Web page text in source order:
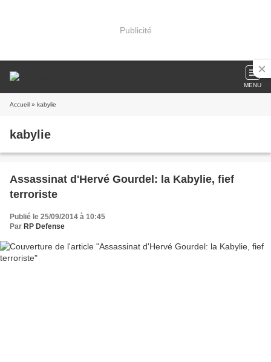
Publicité
MENU
Accueil » kabylie
kabylie
Assassinat d'Hervé Gourdel: la Kabylie, fief
terroriste
Publié le 25/09/2014 à 10:45
Par RP Defense